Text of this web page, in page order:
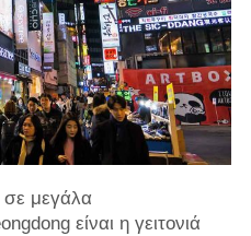
μεγάλα
είναι η γειτονιά